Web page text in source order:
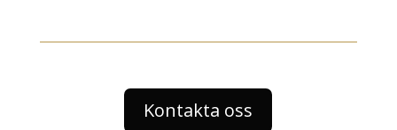
Kontakta oss